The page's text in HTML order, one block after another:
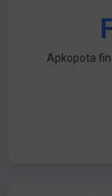
Apkopota